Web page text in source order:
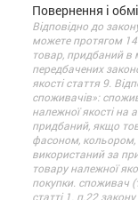
Повернення і
Відповідно до
можете протягом
товар, придбаний в
передбачених
якості стаття 9.
споживачів»:
належної якості на
придбаний, якщо
фасоном,
використаний за
товару належної
покупки. споживач
статті 1. п.22